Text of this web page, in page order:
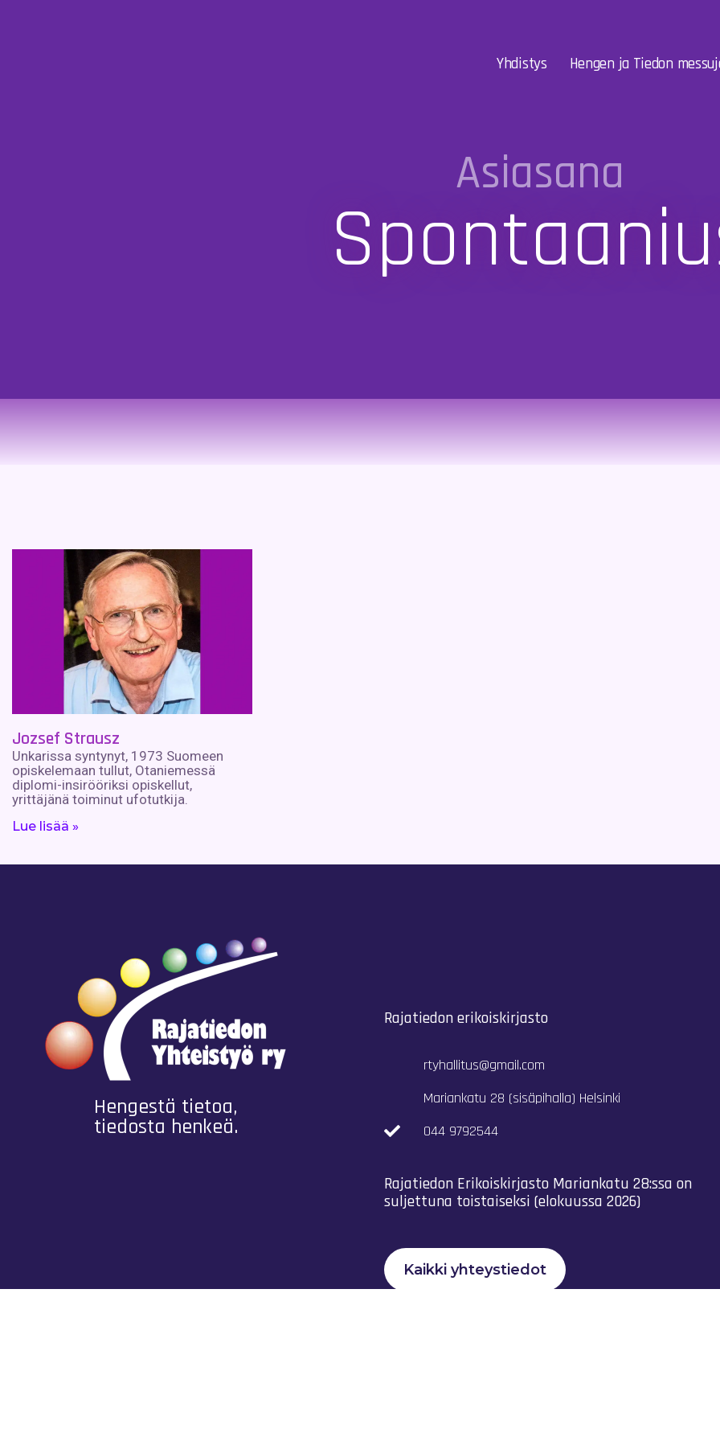
Yhdistys Hengen ja Tiedon
Asiasana
Jozsef Strausz
Unkarissa syntynyt, 1973 Suomeen
opiskelemaan tullut, Otaniemessä
diplomi-insirööriksi opiskellut,
yrittäjänä toiminut ufotutkija.
Lue lisää »
Hengestä tietoa,
tiedosta henkeä.
Rajatiedon erikoiskirjasto
rtyhallitus@gmail.com
Mariankatu 28 (sisäpihalla) Helsinki
044 9792544
Rajatiedon Erikoiskirjasto Mariankatu 28:ssa on
suljettuna toistaiseksi (elokuussa 2026)
Kaikki yhteystiedot